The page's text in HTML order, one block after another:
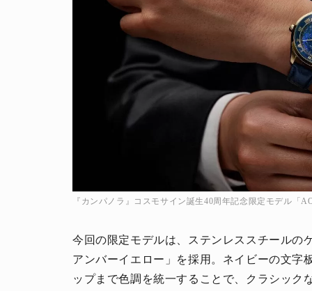
『カンパノラ』コスモサイン誕生40周年記念限定モデル「
今回の限定モデルは、ステンレススチールの
アンバーイエロー」を採用。ネイビーの文字
ップまで色調を統一することで、クラシック